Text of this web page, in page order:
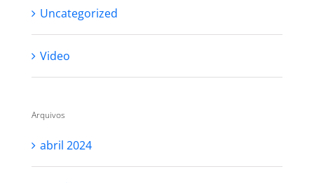
Uncategorized
Video
Arquivos
abril 2024